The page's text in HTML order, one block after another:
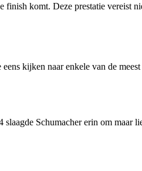
komt. Deze prestatie vereist
kijken naar enkele van de
Schumacher erin om maar